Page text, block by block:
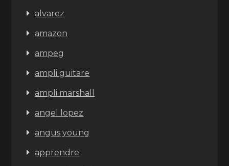
alvarez
amazon
ampeg
ampli guitare
ampli marshall
angel lopez
angus young
apprendre